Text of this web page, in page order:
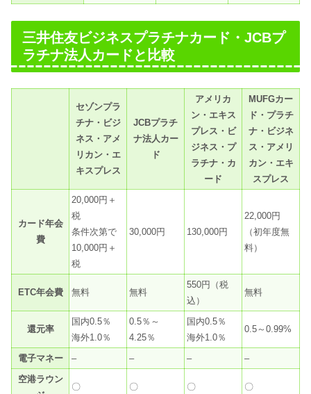
三井住友ビジネスプラチナカード・JCBプ
ラチナ法人カードと比較
セゾンプラ
チナ・ビジ
ネス・アメ
リカン・エ
キスプレス
JCBプラチ
ナ法人カー
ド
アメリカ
ン・エキス
プレス・ビ
ジネス・プ
ラチナ・カ
ード
MUFGカー
ド・プラチ
ナ・ビジネ
ス・アメリ
カン・エキ
スプレス
カード年会
費
20,000円＋
税
条件次第で
10,000円＋
税
30,000円 130,000円
22,000円
（初年度無
料）
ETC年会費 無料 無料
550円（税
込）
無料
還元率
国内0.5％
海外1.0％
0.5％～
4.25％
国内0.5％
海外1.0％
0.5～0.99%
電子マネー – – –
–
空港ラウン
〇 〇 〇 〇